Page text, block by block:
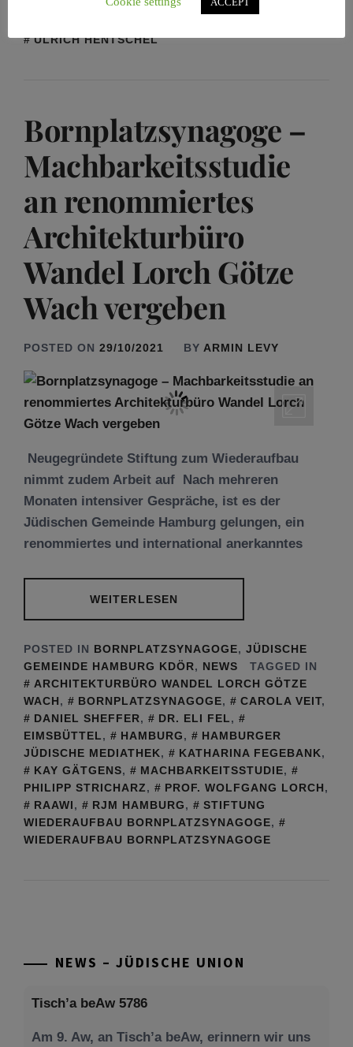
MUSIKALISCH-LITERARISCHE
ULRICH HENTSCHEL
Bornplatzsynagoge –
Machbarkeitsstudie
an renommiertes
Architekturbüro
Wandel Lorch Götze
Wach vergeben
POSTED ON 29/10/2021 BY ARMIN LEVY
Neugegründete Stiftung zum Wiederaufbau
nimmt zudem Arbeit auf Nach mehreren
Monaten intensiver Gespräche, ist es der
Jüdischen Gemeinde Hamburg gelungen, ein
renommiertes und international anerkanntes
WEITERLESEN
POSTED IN BORNPLATZSYNAGOGE, JÜDISCHE
GEMEINDE HAMBURG KDÖR, NEWS
TAGGED IN
ARCHITEKTURBÜRO WANDEL LORCH GÖTZE
WACH, BORNPLATZSYNAGOGE, CAROLA VEIT,
DANIEL SHEFFER, DR. ELI FEL,
EIMSBÜTTEL, HAMBURG,
HAMBURGER
JÜDISCHE MEDIATHEK, KATHARINA FEGEBANK,
KAY GÄTGENS, MACHBARKEITSSTUDIE,
PHILIPP STRICHARZ, PROF. WOLFGANG LORCH,
RAAWI, RJM HAMBURG,
STIFTUNG
WIEDERAUFBAU BORNPLATZSYNAGOGE,
WIEDERAUFBAU BORNPLATZSYNAGOGE
NEWS – JÜDISCHE UNION
Tisch’a beAw 5786
Am 9. Aw, an Tisch’a beAw, erinnern wir uns